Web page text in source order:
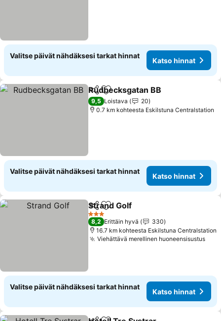
Valitse päivät nähdäksesi tarkat hinnat
Katso hinnat
Jaa Lisää suosikkeihin
Rudbecksgatan BB
9,5 Loistava
20
0.7 km kohteesta Eskilstuna Centralstation
Valitse päivät nähdäksesi tarkat hinnat
Katso hinnat
Jaa Lisää suosikkeihin
Strand Golf
3 Tähtiluokitus
8,2 Erittäin hyvä
330
16.7 km kohteesta Eskilstuna Centralstation
Viehättävä merellinen huoneensisustus
Valitse päivät nähdäksesi tarkat hinnat
Katso hinnat